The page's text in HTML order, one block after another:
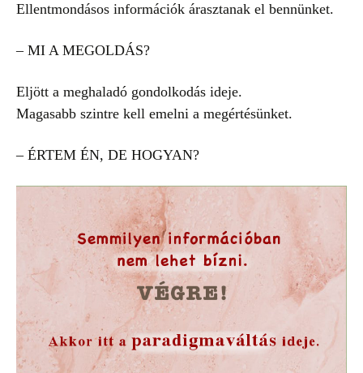
Ellentmondásos információk árasztanak el bennünket.
– MI A MEGOLDÁS?
Eljött a meghaladó gondolkodás ideje.
Magasabb szintre kell emelni a megértésünket.
– ÉRTEM ÉN, DE HOGYAN?